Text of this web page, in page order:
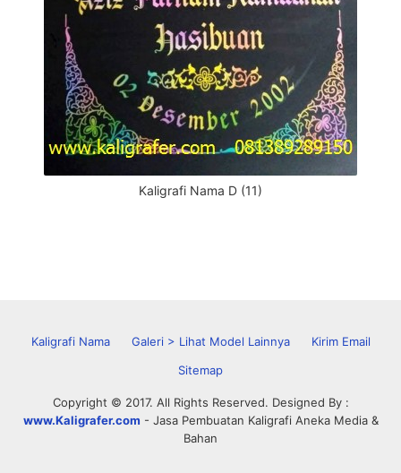
Kaligrafi Nama D (11)
Kaligrafi Nama Galeri > Lihat Model Lainnya
Kirim Email
Sitemap
Copyright © 2017. All Rights Reserved. Designed By :
www.Kaligrafer.com - Jasa Pembuatan Kaligrafi Aneka Media &
Bahan